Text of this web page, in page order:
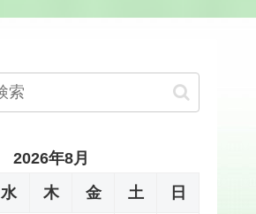
2026年8月
水 木 金 土
日